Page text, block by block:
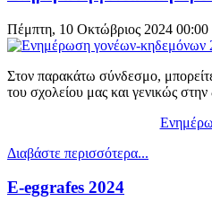
Πέμπτη, 10 Οκτώβριος 2024 00:00
Στον παρακάτω σύνδεσμο,
του σχολείου μας και γενικώς
Διαβάστε περισσότερα...
E-eggrafes 2024